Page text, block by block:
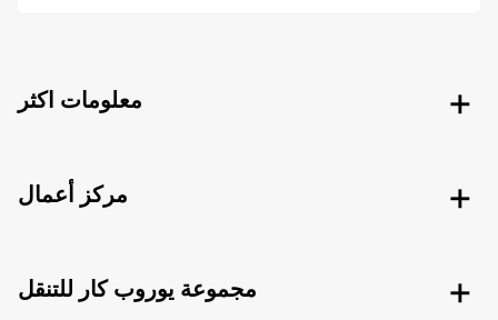
معلومات اكثر
مركز أعمال
مجموعة يوروب كار للتنقل